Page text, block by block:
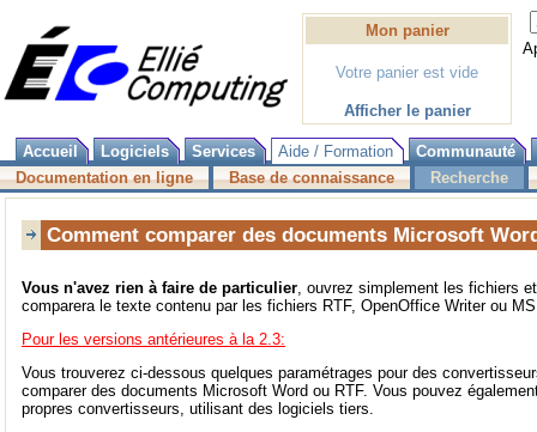
Mon panier
Votre panier est vide
Afficher le panier
Accueil Logiciels Services Aide / Formation
Communauté
Documentation en ligne
Base de connaissance Recherche
Comment comparer des documents Microsoft
Vous n'avez rien à faire de particulier, ouvrez simplement les fichiers
comparera le texte contenu par les fichiers RTF, OpenOffice Writer ou
Pour les versions antérieures à la 2.3:
Vous trouverez ci-dessous quelques paramétrages pour des
comparer des documents Microsoft Word ou RTF. Vous pouvez
propres convertisseurs, utilisant des logiciels tiers.